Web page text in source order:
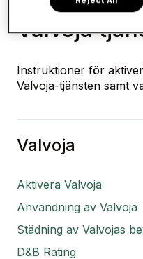
Valvoja
Instruktioner för
Valvoja-tjänsten samt
Valvoja
Aktivera Valvoja
Användning av Valvoja
Städning av Valvojas
D&B Rating